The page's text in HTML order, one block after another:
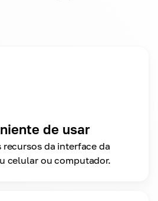
de usar
da interface da
celular ou computador.